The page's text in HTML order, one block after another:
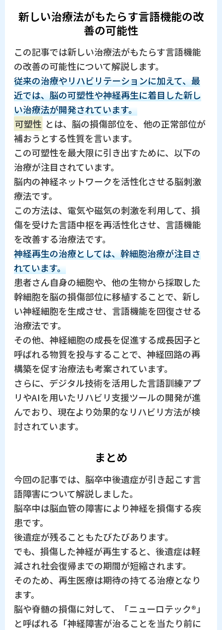
新しい治療法がもたらす言語機能の改
善の可能性
この記事では新しい治療法がもたらす言語機能
の改善の可能性について解説します。
従来の治療やリハビリテーションに加えて、最
近では、脳の可塑性や神経再生に着目した新し
い治療法が開発されています。
可塑性 とは、脳の損傷部位を、他の正常部位が
補おうとする性質を言います。
この可塑性を最大限に引き出すために、以下の
治療が注目されています。
脳内の神経ネットワークを活性化させる脳刺激
療法です。
この方法は、電気や磁気の刺激を利用して、損
傷を受けた言語中枢を再活性化させ、言語機能
を改善する治療法です。
神経再生の治療としては、幹細胞治療が注目さ
れています。
患者さん自身の細胞や、他の生物から採取した
幹細胞を脳の損傷部位に移植することで、新し
い神経細胞を生成させ、言語機能を回復させる
治療法です。
その他、神経細胞の成長を促進する成長因子と
呼ばれる物質を投与することで、神経回路の再
構築を促す治療法も考案されています。
さらに、デジタル技術を活用した言語訓練アプ
リやAIを用いたリハビリ支援ツールの開発が進
んでおり、現在より効果的なリハビリ方法が検
討されています。
まとめ
今回の記事では、脳卒中後遺症が引き起こす言
語障害について解説しました。
脳卒中は脳血管の障害により神経を損傷する疾
患です。
後遺症が残ることもたびたびあります。
でも、損傷した神経が再生すると、後遺症は軽
減され社会復帰までの期間が短縮されます。
そのため、再生医療は期待の持てる治療となり
ます。
脳や脊髄の損傷に対して、「ニューロテック®」
と呼ばれる「神経障害が治ることを当たり前に